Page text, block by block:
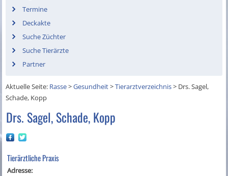
Termine
Deckakte
Suche Züchter
Suche Tierärzte
Partner
Aktuelle Seite: Rasse>Gesundheit>Tierarztverzeichnis> Drs. Sagel,
Schade, Kopp
Drs. Sagel, Schade, Kopp
Tierärztliche Praxis
Adresse: